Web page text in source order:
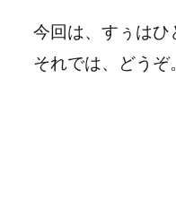
今回は、すぅはひ
それでは、どうぞ。